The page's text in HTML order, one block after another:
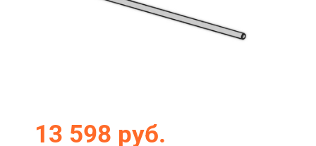
Ремонт
13 598 руб.